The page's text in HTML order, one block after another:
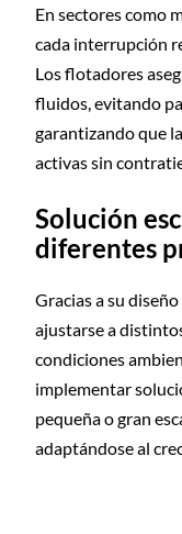
En sectores como
cada interrupción
Los flotadores
fluidos, evitando
garantizando que
activas sin
Solución
diferentes
Gracias a su
ajustarse a
condiciones
implementar
pequeña o gran
adaptándose al